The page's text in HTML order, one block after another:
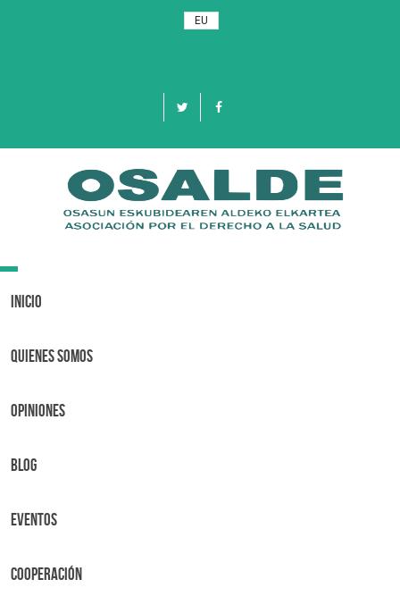
EU
Toggle
Inicio
Quienes Somos
OPINIONES
BLOG
Eventos
Cooperación